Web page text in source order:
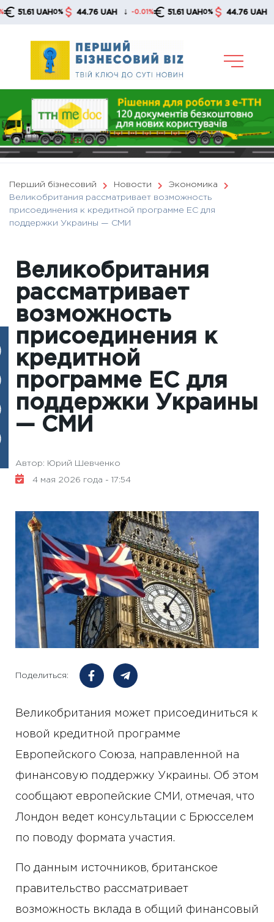
Skip
UAH0% 44.76 UAH ↓ -0.01% 51.61 UAH0% 44.76 UAH ↓ -
Перший бізнесовий Новости
Экономика
Великобритания рассматривает возможность
присоединения к кредитной программе ЕС для
поддержки Украины — СМИ
Великобритания
рассматривает
возможность
присоединения к
кредитной
программе ЕС для
поддержки Украины
— СМИ
Автор: Юрий Шевченко
4 мая 2026 года - 17:54
Поделиться:
Великобритания может присоединиться к
новой кредитной программе
Европейского Союза, направленной на
финансовую поддержку Украины. Об этом
сообщают европейские СМИ, отмечая, что
Лондон ведет консультации с Брюсселем
по поводу формата участия.
По данным источников, британское
правительство рассматривает
возможность вклада в общий финансовый